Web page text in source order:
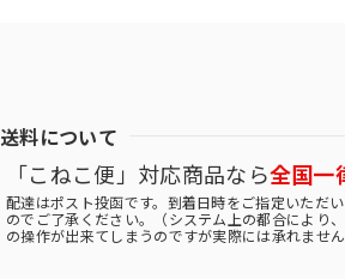
送料について
「こねこ便」対応商品なら全国一
配達はポスト投函です。到着日時をご指定いただ
のでご了承ください。（システム上の都合により
の操作が出来てしまうのですが実際には承れません